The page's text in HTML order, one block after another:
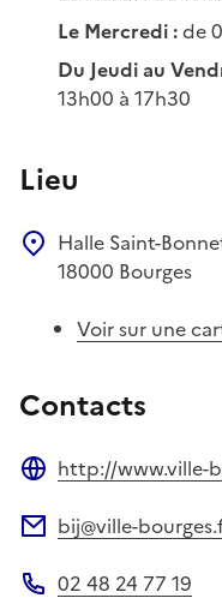
Le Mercredi :de
Du Jeudi au
13h00 à 17h30
Lieu
Halle Saint-
18000 Bourges
Voir sur une
Contacts
http://www.ville-
bij@ville-
02 48 24 77 19